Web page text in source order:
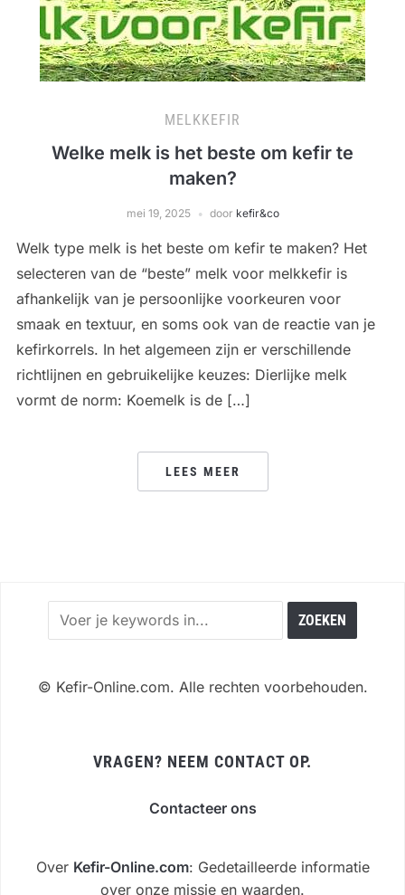
MELKKEFIR
Welke melk is het beste om kefir te
maken?
mei 19, 2025 door kefir&co
Welk type melk is het beste om kefir te maken? Het
selecteren van de “beste” melk voor melkkefir is
afhankelijk van je persoonlijke voorkeuren voor
smaak en textuur, en soms ook van de reactie van je
kefirkorrels. In het algemeen zijn er verschillende
richtlijnen en gebruikelijke keuzes: Dierlijke melk
vormt de norm: Koemelk is de […]
LEES MEER
© Kefir-Online.com. Alle rechten voorbehouden.
VRAGEN? NEEM CONTACT OP.
Contacteer ons
Over Kefir-Online.com: Gedetailleerde informatie
over onze missie en waarden.